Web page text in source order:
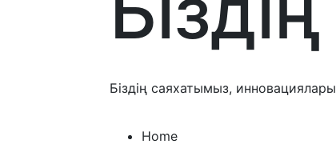
Біздің саяхатымыз,
Home